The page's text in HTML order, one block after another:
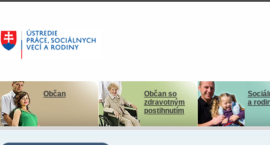
Občan
Občan so
zdravotným
postihnutím
a